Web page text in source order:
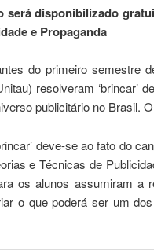
será disponibilizado
e Propaganda
do primeiro semestre
resolveram ‘brincar’
publicitário no Brasil.
deve-se ao fato do
e Técnicas de
os alunos assumiram a
o que poderá ser um